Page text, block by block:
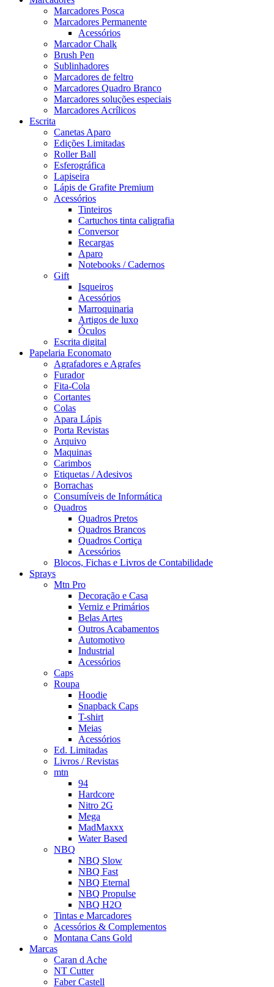
Marcadores Posca
Marcadores Permanente
Acessórios
Marcador Chalk
Brush Pen
Sublinhadores
Marcadores de feltro
Marcadores Quadro Branco
Marcadores soluções especiais
Marcadores Acrílicos
Escrita
Canetas Aparo
Edições Limitadas
Roller Ball
Esferográfica
Lapiseira
Lápis de Grafite Premium
Acessórios
Tinteiros
Cartuchos tinta caligrafia
Conversor
Recargas
Aparo
Notebooks / Cadernos
Gift
Isqueiros
Acessórios
Marroquinaria
Artigos de luxo
Óculos
Escrita digital
Papelaria Economato
Agrafadores e Agrafes
Furador
Fita-Cola
Cortantes
Colas
Apara Lápis
Porta Revistas
Arquivo
Maquinas
Carimbos
Etiquetas / Adesivos
Borrachas
Consumíveis de Informática
Quadros
Quadros Pretos
Quadros Brancos
Quadros Cortiça
Acessórios
Blocos, Fichas e Livros de Contabilidade
Sprays
Mtn Pro
Decoração e Casa
Verniz e Primários
Belas Artes
Outros Acabamentos
Automotivo
Industrial
Acessórios
Caps
Roupa
Hoodie
Snapback Caps
T-shirt
Meias
Acessórios
Ed. Limitadas
Livros / Revistas
mtn
94
Hardcore
Nitro 2G
Mega
MadMaxxx
Water Based
NBQ
NBQ Slow
NBQ Fast
NBQ Eternal
NBQ Propulse
NBQ H2O
Tintas e Marcadores
Acessórios & Complementos
Montana Cans Gold
Marcas
Caran d Ache
NT Cutter
Faber Castell